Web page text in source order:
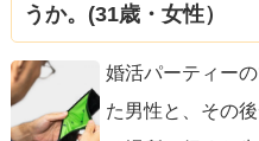
うか。(31歳・女性）
婚活パーティー
た男性と、その